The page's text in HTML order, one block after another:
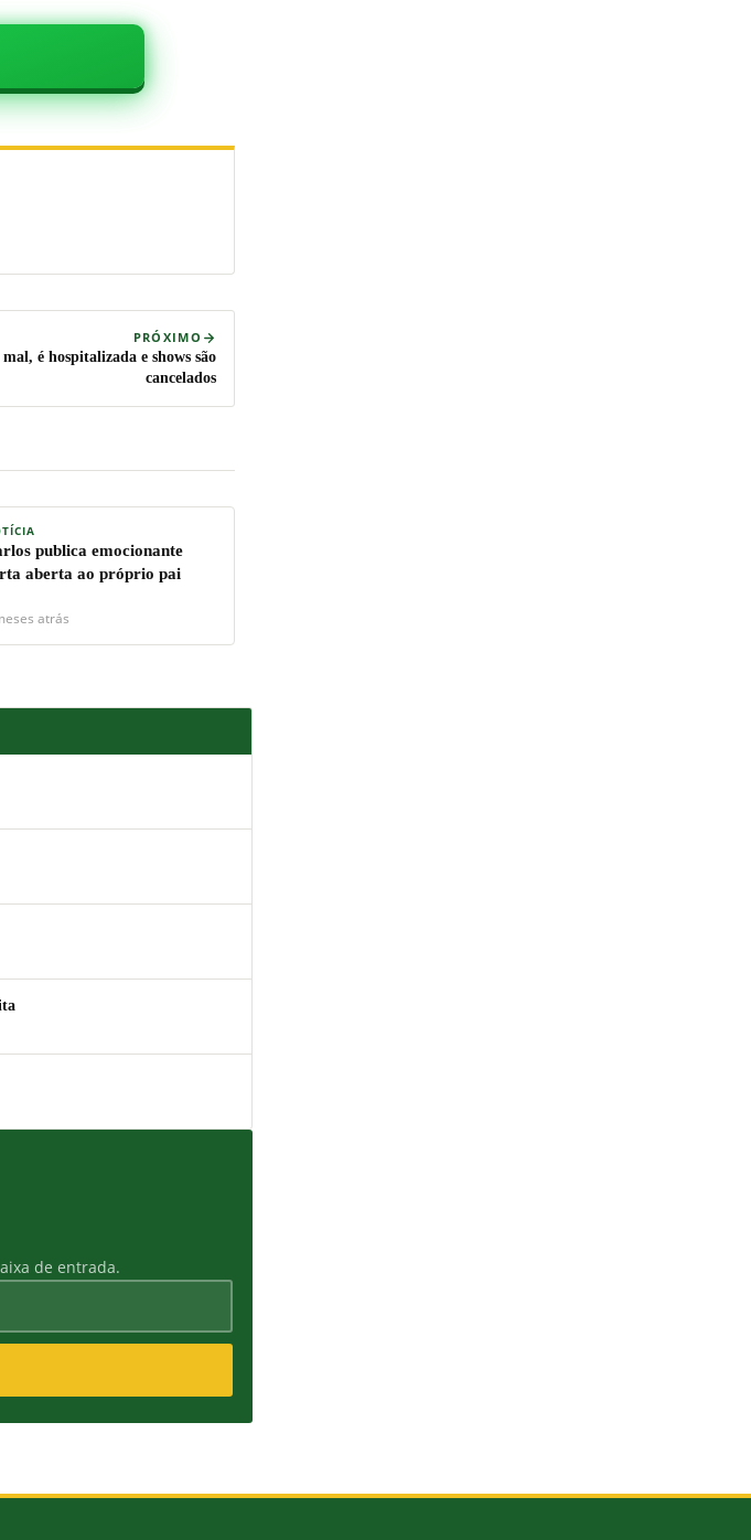
PRÓXIMO
é hospitalizada e shows são
cancelados
publica emocionante
aberta ao próprio pai
atrás
de entrada.